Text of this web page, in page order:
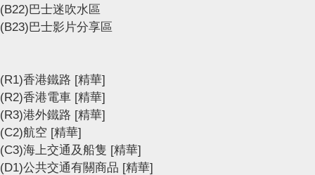
(B22)巴士迷吹水區
(B23)巴士影片分享區
(R1)香港鐵路 [精華]
(R2)香港電車 [精華]
(R3)港外鐵路 [精華]
(C2)航空 [精華]
(C3)海上交通及船隻 [精華]
(D1)公共交通有關商品 [精華]